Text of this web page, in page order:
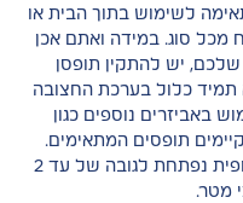
לשימוש בתוך הבית או
סוג. במידה ואתם אכן
יש להתקין תופסן
כלול בערכת החצובה
באביזרים נוספים כגון
תופסים המתאימים.
באופן כללי אך לא רק, חצובה טלסקופית נפתחת לגובה של עד 2
מטר.